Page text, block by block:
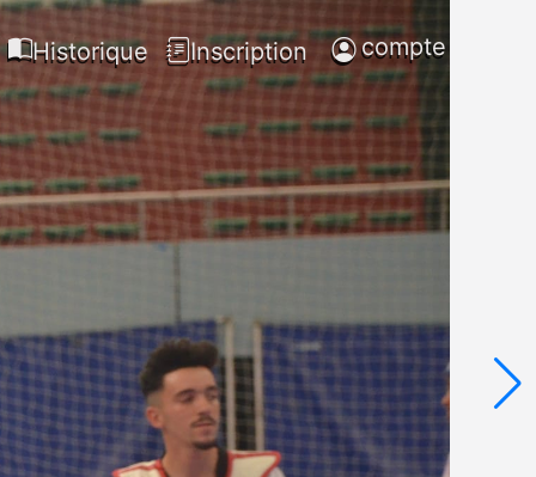
Historique Inscription compte